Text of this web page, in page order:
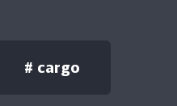
# cargo